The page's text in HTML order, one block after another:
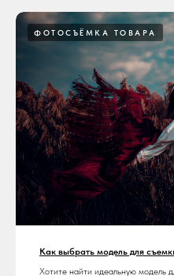
ФОТОСЪЁМКА ТОВАРА
Как выбрать модель для
Хотите найти идеальную модель